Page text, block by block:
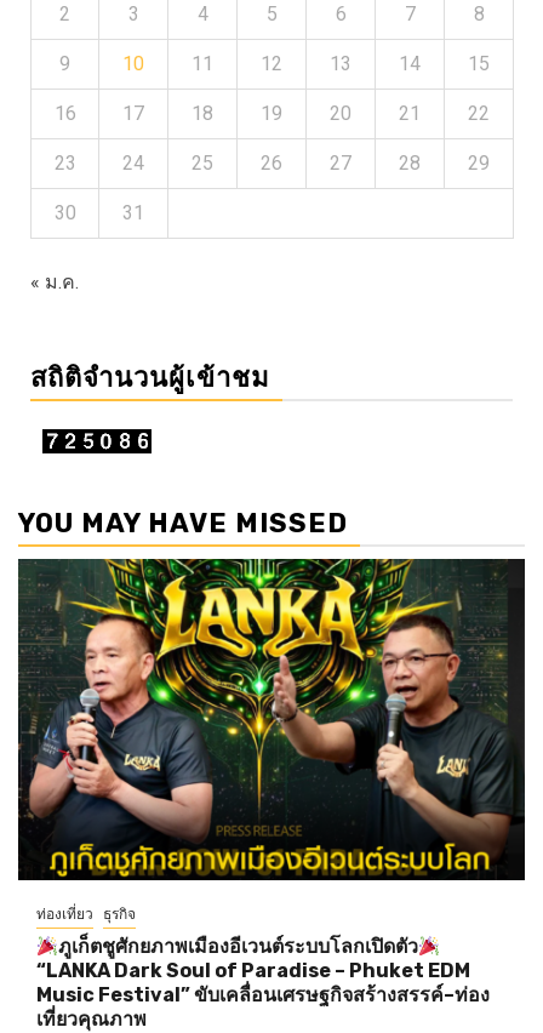
2 3 4 5 6 7 8
9 10 11 12 13 14 15
16 17 18 19 20 21 22
23 24 25 26 27 28 29
30 31
« ม.ค.
สถิติจำนวนผู้เข้าชม
YOU MAY HAVE MISSED
ท่องเที่ยว ธุรกิจ
ภูเก็ตชูศักยภาพเมืองอีเวนต์ระบบโลกเปิดตัว
“LANKA Dark Soul of Paradise – Phuket EDM
Music Festival” ขับเคลื่อนเศรษฐกิจสร้างสรรค์–ท่อง
เที่ยวคุณภาพ